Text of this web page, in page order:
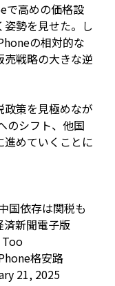
で高めの価格設
勢を見せた。し
の相対的な
戦略の大きな逆
策を見極めなが
のシフト、他国
めていくことに
国依存は関税も
新聞電子版
格安路
21, 2025